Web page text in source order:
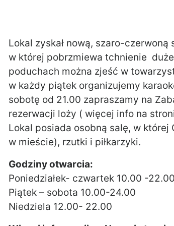
Lokal zyskał nową, szaro-czerwoną
w której pobrzmiewa tchnienie
poduchach można zjeść w
w każdy piątek organizujemy
sobotę od 21.00 zapraszamy na
rezerwacji loży ( więcej info na
Lokal posiada osobną salę, w
w mieście), rzutki i piłkarzyki.
Godziny otwarcia:
Poniedziałek- czwartek 10.00 -22.00
Piątek – sobota 10.00-24.00
Niedziela 12.00- 22.00